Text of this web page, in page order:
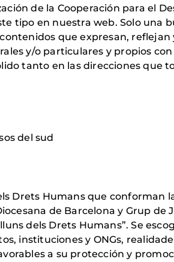
de la Cooperación para el
tipo en nuestra web. Solo una
que expresan, reflejan
y/o particulares y propios
tanto en las direcciones que
del sud
Drets Humans que conforman
de Barcelona y Grup de
dels Drets Humans”. Se
instituciones y ONGs,
a su protección y